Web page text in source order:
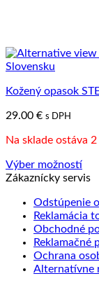
Kožený opasok
29.00 € s DPH
Na sklade ostáva 2
Výber možností
Tento
viacero
variantov.
Možnosti
môžete
Zákaznícky servis
Odstúpenie
Reklamácia
Obchodné
Reklamačné
Ochrana
Alternatívne